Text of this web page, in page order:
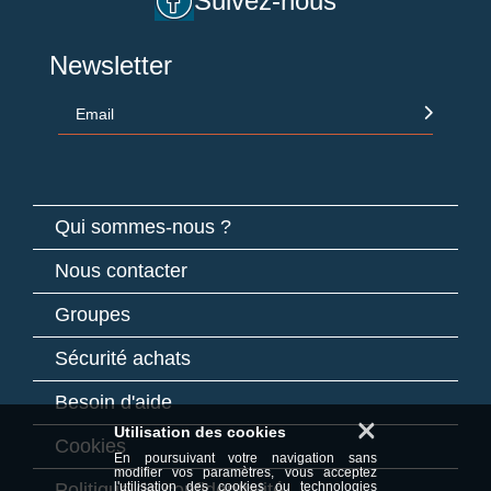
Newsletter
Email
Qui sommes-nous ?
Nous contacter
Groupes
Sécurité achats
Besoin d'aide
Cookies
×
Utilisation des cookies
En poursuivant votre navigation sans
modifier vos paramètres, vous acceptez
l'utilisation des cookies ou technologies